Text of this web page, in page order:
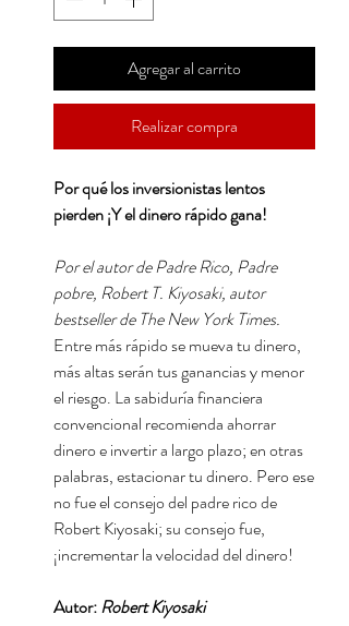
Agregar al carrito
Realizar compra
Por qué los inversionistas lentos
pierden ¡Y el dinero rápido gana!
Por el autor de Padre Rico, Padre
pobre, Robert T. Kiyosaki, autor
bestseller de The New York Times.
Entre más rápido se mueva tu dinero,
más altas serán tus ganancias y menor
el riesgo. La sabiduría financiera
convencional recomienda ahorrar
dinero e invertir a largo plazo; en otras
palabras, estacionar tu dinero. Pero ese
no fue el consejo del padre rico de
Robert Kiyosaki; su consejo fue,
¡incrementar la velocidad del dinero!
Autor:Robert Kiyosaki